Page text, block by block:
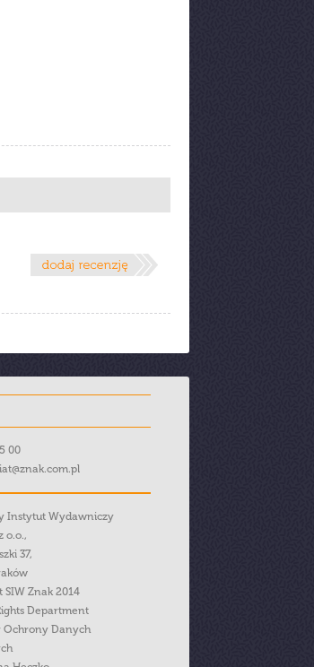
00
Instytut Wydawniczy
o.o.,
37,
SIW Znak 2014
Department
Ochrony Danych